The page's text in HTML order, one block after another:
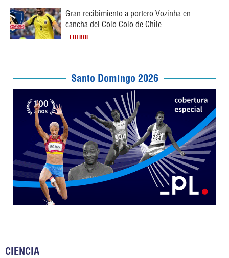
Gran recibimiento a portero Vozinha en
cancha del Colo Colo de Chile
FÚTBOL
Santo Domingo 2026
CIENCIA